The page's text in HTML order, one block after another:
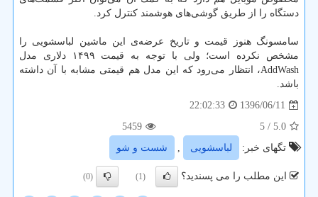
دستگاه را از طریق گوشی‌های هوشمند كنترل كرد.
سامسونگ هنوز قیمت و تاریخ عرضه‌ی این ماشین لباسشویی را
مشخص نكرده است؛ ولی با توجه به قیمت ۱۴۹۹ دلاری مدل
AddWash، انتظار می‌رود كه این مدل هم قیمتی مشابه با آن داشته
باشد.
1396/06/11
22:02:33
5.0
/ 5
5459
تگهای خبر:
لباسشویی , شست و شو
این مطلب را می پسندید؟ (1)
(0)